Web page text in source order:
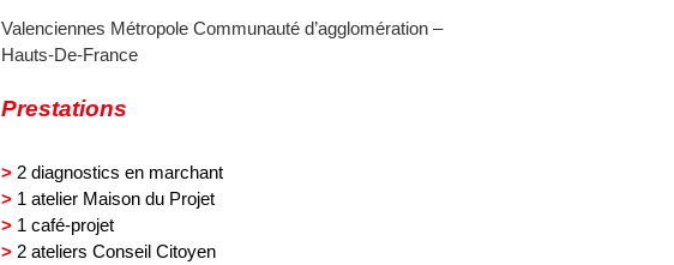
Valenciennes Métropole Communauté d’agglomération –
Hauts-De-France
Prestations
> 2 diagnostics en marchant
> 1 atelier Maison du Projet
> 1 café-projet
> 2 ateliers Conseil Citoyen